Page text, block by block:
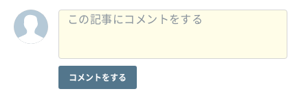
コメントをする